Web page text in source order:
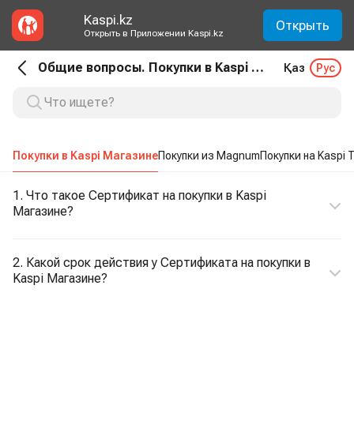
Kaspi.kz
Открыть в Приложении Kaspi.kz Открыть
Общие вопросы. Покупки в Kaspi Магазине Қаз Рус
Покупки в Kaspi МагазинеПокупки из MagnumПокупки на Kaspi
1. Что такое Сертификат на покупки в Kaspi
Магазине?
2. Какой срок действия у Сертификата на покупки в
Kaspi Магазине?